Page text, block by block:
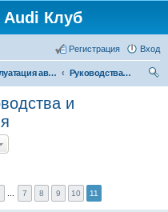
Audi Клуб
Вход
Регистрация
Эксплуатация автомобиля
Руководства по эксплуатации
и
7 8 9 10 11